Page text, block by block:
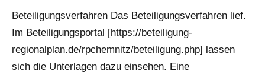
Beteiligungsverfahren Das Beteiligungsverfahren lief.
Im Beteiligungsportal [https://beteiligung-
regionalplan.de/rpchemnitz/beteiligung.php] lassen
sich die Unterlagen dazu einsehen. Eine